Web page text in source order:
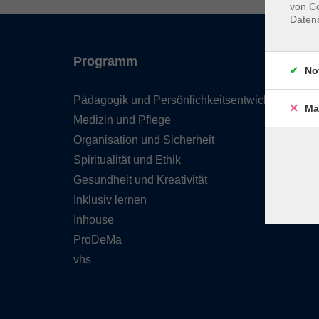
Programm
Pädagogik und Persönlichkeitsentwicklung
Medizin und Pflege
Organisation und Sicherheit
Spiritualität und Ethik
Gesundheit und Kreativität
Inklusiv lernen
Inhouse
ProDeMa
vhs
von